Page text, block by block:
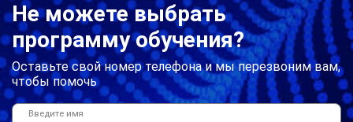
Не можете выбрать
программу обучения?
Оставьте свой номер телефона и мы перезвоним вам,
чтобы помочь
Введите имя